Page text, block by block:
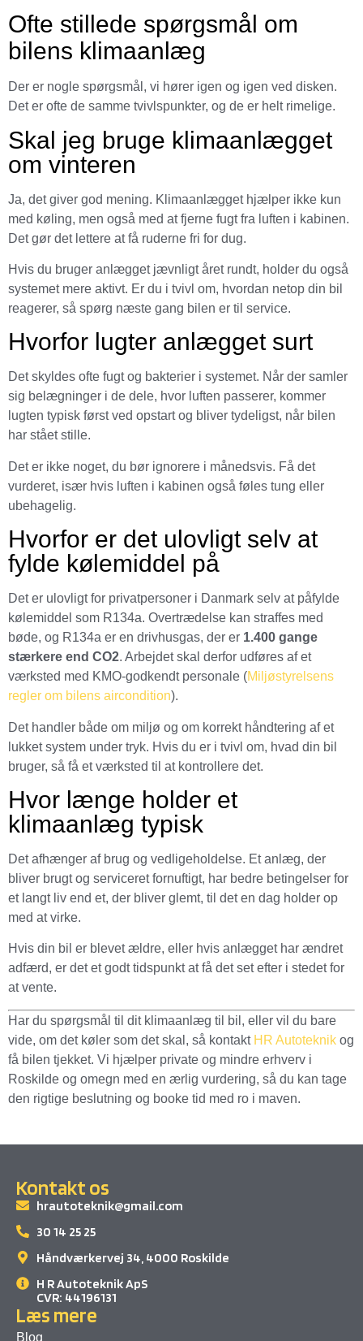
Ofte stillede spørgsmål om
bilens klimaanlæg
Der er nogle spørgsmål, vi hører igen og igen ved disken.
Det er ofte de samme tvivlspunkter, og de er helt rimelige.
Skal jeg bruge klimaanlægget
om vinteren
Ja, det giver god mening. Klimaanlægget hjælper ikke kun
med køling, men også med at fjerne fugt fra luften i kabinen.
Det gør det lettere at få ruderne fri for dug.
Hvis du bruger anlægget jævnligt året rundt, holder du også
systemet mere aktivt. Er du i tvivl om, hvordan netop din bil
reagerer, så spørg næste gang bilen er til service.
Hvorfor lugter anlægget surt
Det skyldes ofte fugt og bakterier i systemet. Når der samler
sig belægninger i de dele, hvor luften passerer, kommer
lugten typisk først ved opstart og bliver tydeligst, når bilen
har stået stille.
Det er ikke noget, du bør ignorere i månedsvis. Få det
vurderet, især hvis luften i kabinen også føles tung eller
ubehagelig.
Hvorfor er det ulovligt selv at
fylde kølemiddel på
Det er ulovligt for privatpersoner i Danmark selv at påfylde
kølemiddel som R134a. Overtrædelse kan straffes med
bøde, og R134a er en drivhusgas, der er 1.400 gange
stærkere end CO2. Arbejdet skal derfor udføres af et
værksted med KMO-godkendt personale (Miljøstyrelsens
regler om bilens aircondition).
Det handler både om miljø og om korrekt håndtering af et
lukket system under tryk. Hvis du er i tvivl om, hvad din bil
bruger, så få et værksted til at kontrollere det.
Hvor længe holder et
klimaanlæg typisk
Det afhænger af brug og vedligeholdelse. Et anlæg, der
bliver brugt og serviceret fornuftigt, har bedre betingelser for
et langt liv end et, der bliver glemt, til det en dag holder op
med at virke.
Hvis din bil er blevet ældre, eller hvis anlægget har ændret
adfærd, er det et godt tidspunkt at få det set efter i stedet for
at vente.
Har du spørgsmål til dit klimaanlæg til bil, eller vil du bare
vide, om det køler som det skal, så kontakt HR Autoteknik og
få bilen tjekket. Vi hjælper private og mindre erhverv i
Roskilde og omegn med en ærlig vurdering, så du kan tage
den rigtige beslutning og booke tid med ro i maven.
Kontakt os
hrautoteknik@gmail.com
30 14 25 25
Håndværkervej 34, 4000 Roskilde
H R Autoteknik ApS
CVR: 44196131
Læs mere
Blog